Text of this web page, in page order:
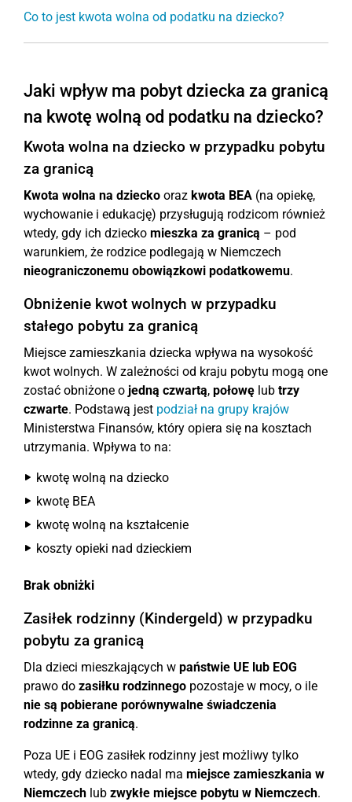
Co to jest kwota wolna od podatku na dziecko?
Jaki wpływ ma pobyt dziecka za granicą
na kwotę wolną od podatku na dziecko?
Kwota wolna na dziecko w przypadku pobytu
za granicą
Kwota wolna na dziecko oraz kwota BEA (na opiekę,
wychowanie i edukację) przysługują rodzicom również
wtedy, gdy ich dziecko mieszka za granicą – pod
warunkiem, że rodzice podlegają w Niemczech
nieograniczonemu obowiązkowi podatkowemu.
Obniżenie kwot wolnych w przypadku
stałego pobytu za granicą
Miejsce zamieszkania dziecka wpływa na wysokość
kwot wolnych. W zależności od kraju pobytu mogą one
zostać obniżone o jedną czwartą, połowę lub trzy
czwarte. Podstawą jest podział na grupy krajów
Ministerstwa Finansów, który opiera się na kosztach
utrzymania. Wpływa to na:
kwotę wolną na dziecko
kwotę BEA
kwotę wolną na kształcenie
koszty opieki nad dzieckiem
Brak obniżki
Zasiłek rodzinny (Kindergeld) w przypadku
pobytu za granicą
Dla dzieci mieszkających w państwie UE lub EOG
prawo do zasiłku rodzinnego pozostaje w mocy, o ile
nie są pobierane porównywalne świadczenia
rodzinne za granicą.
Poza UE i EOG zasiłek rodzinny jest możliwy tylko
wtedy, gdy dziecko nadal ma miejsce zamieszkania w
Niemczech lub zwykłe miejsce pobytu w Niemczech.